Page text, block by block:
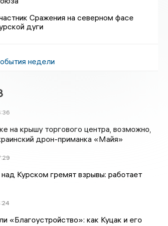
Сражения на северном фасе
дуги
недели
на крышу торгового центра, возможно,
дрон-приманка «Майя»
Курском гремят взрывы: работает
«Благоустройство»: как Куцак и его